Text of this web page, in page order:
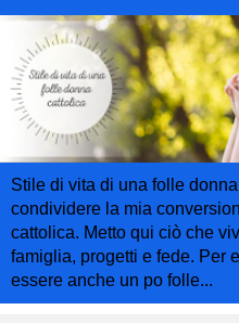
Stile di vita di una folle
condividere la mia
cattolica. Metto qui ciò che
famiglia, progetti e fede. Per
essere anche un po folle...